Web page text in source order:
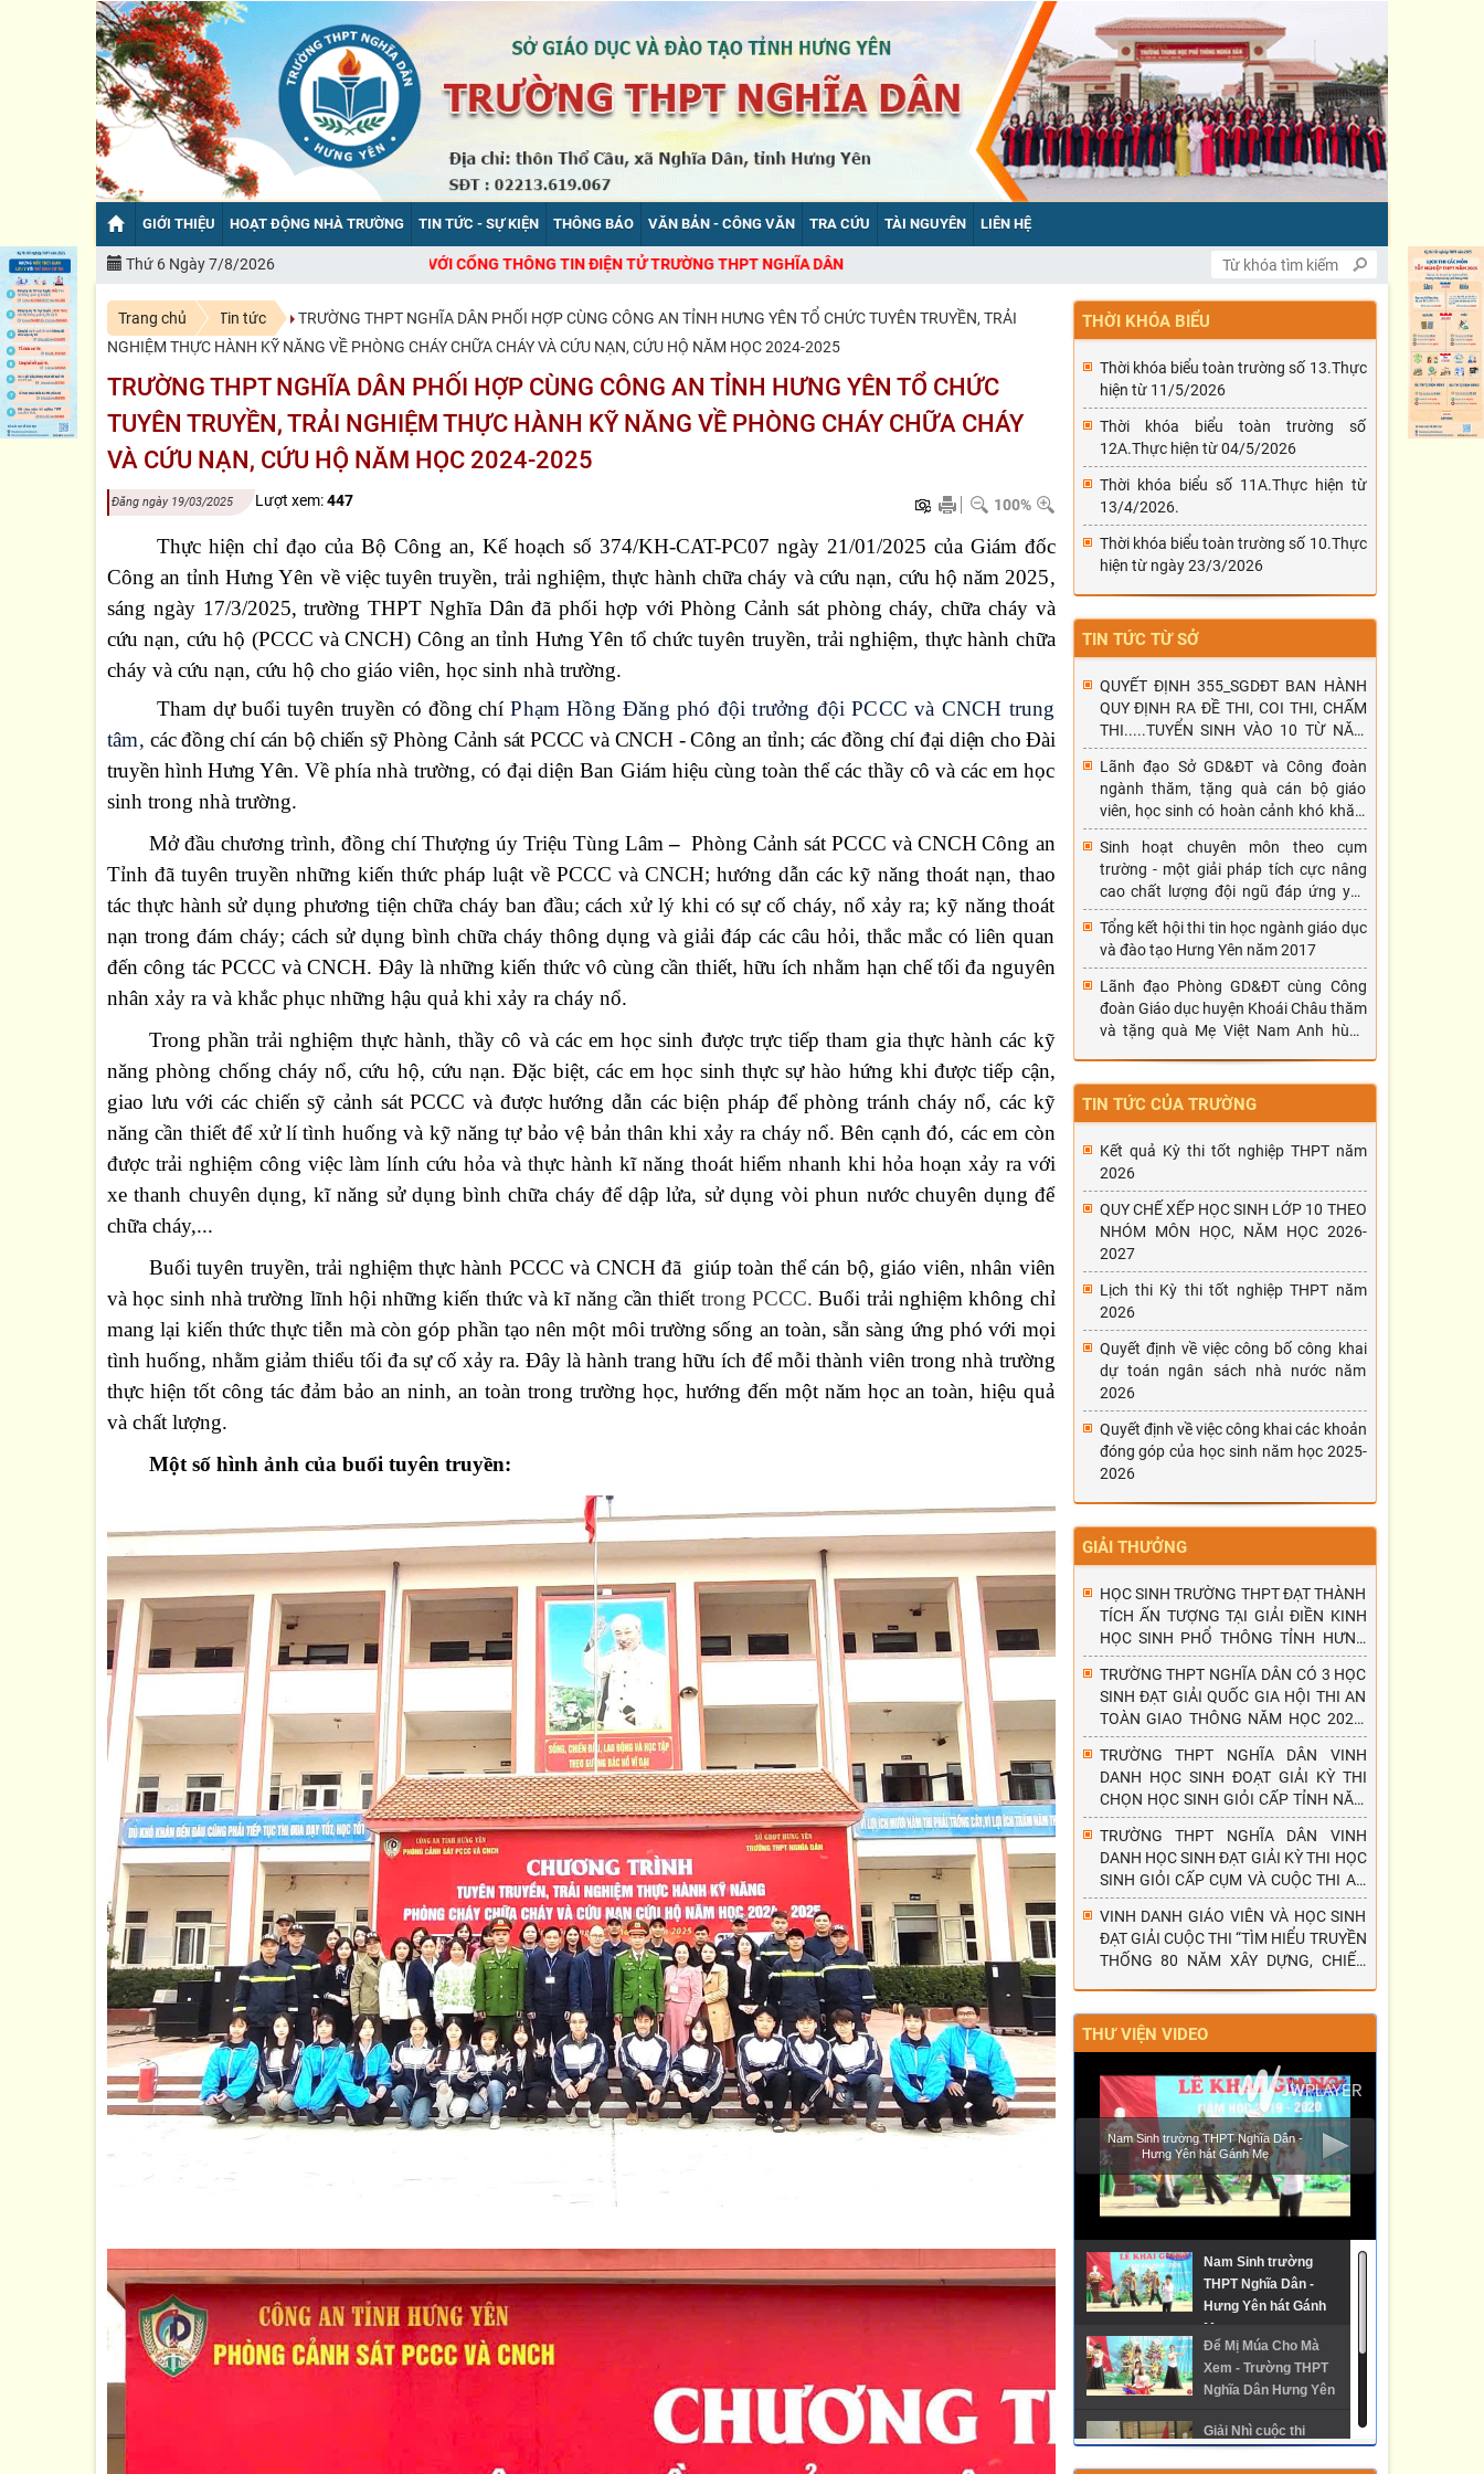
GIỚI THIỆU HOẠT ĐỘNG NHÀ TRƯỜNG TIN TỨC - SỰ KIỆN THÔNG BÁO VĂN BẢN - CÔNG VĂN TRA CỨU TÀI NGUYÊN LIÊN HỆ
Thứ 6 Ngày 7/8/2026
CHÀO MỪNG BẠN ĐẾN VỚI CỔNG THÔNG TIN ĐIỆN TỬ TRƯỜNG THPT NGHĨA DÂN
Trang chủ Tin tức
TRƯỜNG THPT NGHĨA DÂN PHỐI HỢP CÙNG CÔNG AN TỈNH HƯNG YÊN TỔ CHỨC TUYÊN TRUYỀN, TRẢI
NGHIỆM THỰC HÀNH KỸ NĂNG VỀ PHÒNG CHÁY CHỮA CHÁY VÀ CỨU NẠN, CỨU HỘ NĂM HỌC 2024-2025
TRƯỜNG THPT NGHĨA DÂN PHỐI HỢP CÙNG CÔNG AN TỈNH HƯNG YÊN TỔ CHỨC
TUYÊN TRUYỀN, TRẢI NGHIỆM THỰC HÀNH KỸ NĂNG VỀ PHÒNG CHÁY CHỮA CHÁY
VÀ CỨU NẠN, CỨU HỘ NĂM HỌC 2024-2025
Đăng ngày 19/03/2025 Lượt xem:447 100%
Thực hiệnchỉ đạo của Bộ Công an, Kế hoạch số 374/KH-CAT-PC07 ngày 21/01/2025 của Giám đốc
Công an tỉnh Hưng Yên về việc tuyên truyền, trải nghiệm, thực hành chữa cháy và cứu nạn, cứu hộ năm 2025,
sáng ngày 17/3/2025, trường THPT Nghĩa Dân đã phối hợp với Phòng Cảnh sát phòng cháy, chữa cháy và
cứu nạn, cứu hộ (PCCC và CNCH) Công an tỉnh Hưng Yên tổ chức tuyên truyền, trải nghiệm, thực hành chữa
cháy và cứu nạn, cứu hộ cho giáo viên, học sinh nhà trường.
Tham dự buổi tuyên truyền có đồng chíPhạm Hồng Đăng phó đội trưởng đội PCCC và CNCH trung
tâm,các đồng chí cán bộ chiến sỹ Phòng Cảnh sát PCCC và CNCH - Công an tỉnh; các đồng chí đại diện cho Đài
truyền hình Hưng Yên. Về phía nhà trường, có đại diện Ban Giám hiệu cùng toàn thể các thầy cô và các em học
sinh trong nhà trường.
Mở đầu chương trình, đồng chí Thượng úy Triệu Tùng Lâm –Phòng Cảnh sát PCCC và CNCH Công an
Tỉnh đã tuyên truyền những kiến thức pháp luật về PCCC và CNCH; hướng dẫn các kỹ năng thoát nạn, thao
tác thực hành sử dụng phương tiện chữa cháy ban đầu; cách xử lý khi có sự cố cháy, nổ xảy ra; kỹ năng thoát
nạn trong đám cháy; cách sử dụng bình chữa cháy thông dụng và giải đáp các câu hỏi, thắc mắc có liên quan
đến công tác PCCC và CNCH. Đây là những kiến thức vô cùng cần thiết, hữu ích nhằm hạn chế tối đa nguyên
nhân xảy ra và khắc phục những hậu quả khi xảy ra cháy nổ.
Trong phần trải nghiệm thực hành, thầy cô và các em học sinh được trực tiếp tham gia thực hành các kỹ
năng phòng chống cháy nổ, cứu hộ, cứu nạn. Đặc biệt, các em học sinh thực sự hào hứng khi được tiếp cận,
giao lưu với các chiến sỹ cảnh sát PCCC và được hướng dẫn các biện pháp để phòng tránh cháy nổ, các kỹ
năng cần thiết để xử lí tình huống và kỹ năng tự bảo vệ bản thân khi xảy ra cháy nổ. Bên cạnh đó, các em còn
được trải nghiệm công việc làm lính cứu hỏa và thực hành kĩ năng thoát hiểm nhanh khi hỏa hoạn xảy ra với
xe thanh chuyên dụng, kĩ năng sử dụng bình chữa cháy để dập lửa, sử dụng vòi phun nước chuyên dụng để
chữa cháy,...
Buổi tuyên truyền,trải nghiệm thực hành PCCC và CNCHđã giúp toàn thể cán bộ, giáo viên, nhân viên
và học sinh nhà trường lĩnh hội những kiến thức và kĩ năngcần thiết trong PCCC.Buổi trải nghiệm không chỉ
mang lại kiến thức thực tiễn mà còn góp phần tạo nên một môi trường sống an toàn, sẵn sàng ứng phó với mọi
tình huống, nhằm giảm thiểu tối đa sự cố xảy ra.Đây là hành trang hữu ích để mỗi thành viên trong nhà trường
thực hiện tốt công tác đảm bảo an ninh, an toàn trong trường học, hướng đến một năm học an toàn, hiệu quả
và chất lượng.
Một số hình ảnh của buổi tuyên truyền:
THỜI KHÓA BIỂU
Thời khóa biểu toàn trường số 13.Thực
hiện từ 11/5/2026
Thời khóa biểu toàn trường số
12A.Thực hiện từ 04/5/2026
Thời khóa biểu số 11A.Thực hiện từ
13/4/2026.
Thời khóa biểu toàn trường số 10.Thực
hiện từ ngày 23/3/2026
TIN TỨC TỪ SỞ
QUYẾT ĐỊNH 355_SGDĐT BAN HÀNH
QUY ĐỊNH RA ĐỀ THI, COI THI, CHẤM
THI.....TUYỂN SINH VÀO 10 TỪ NĂM
HỌC 2026-2027
Lãnh đạo Sở GD&ĐT và Công đoàn
ngành thăm, tặng quà cán bộ giáo
viên, học sinh có hoàn cảnh khó khăn,
mắc bệnh hiểm nghèo nhân dịp tết
Nguyên đán Đinh Dậu 2017.
Sinh hoạt chuyên môn theo cụm
trường - một giải pháp tích cực nâng
cao chất lượng đội ngũ đáp ứng yêu
cầu đổi mới phương pháp dạy học
Tổng kết hội thi tin học ngành giáo dục
và đào tạo Hưng Yên năm 2017
Lãnh đạo Phòng GD&ĐT cùng Công
đoàn Giáo dục huyện Khoái Châu thăm
và tặng quà Mẹ Việt Nam Anh hùng
TIN TỨC CỦA TRƯỜNG
Kết quả Kỳ thi tốt nghiệp THPT năm
2026
QUY CHẾ XẾP HỌC SINH LỚP 10 THEO
NHÓM MÔN HỌC, NĂM HỌC 2026-
2027
Lịch thi Kỳ thi tốt nghiệp THPT năm
2026
Quyết định về việc công bố công khai
dự toán ngân sách nhà nước năm
2026
Quyết định về việc công khai các khoản
đóng góp của học sinh năm học 2025-
2026
GIẢI THƯỞNG
HỌC SINH TRƯỜNG THPT ĐẠT THÀNH
TÍCH ẤN TƯỢNG TẠI GIẢI ĐIỀN KINH
HỌC SINH PHỔ THÔNG TỈNH HƯNG
YÊN NĂM 2026
TRƯỜNG THPT NGHĨA DÂN CÓ 3 HỌC
SINH ĐẠT GIẢI QUỐC GIA HỘI THI AN
TOÀN GIAO THÔNG NĂM HỌC 2025-
2026
TRƯỜNG THPT NGHĨA DÂN VINH
DANH HỌC SINH ĐOẠT GIẢI KỲ THI
CHỌN HỌC SINH GIỎI CẤP TỈNH NĂM
HỌC 2025-2026
TRƯỜNG THPT NGHĨA DÂN VINH
DANH HỌC SINH ĐẠT GIẢI KỲ THI HỌC
SINH GIỎI CẤP CỤM VÀ CUỘC THI AN
TOÀN GIAO THÔNG - NỤ CƯỜI NGÀY
MAI, NĂM HỌC 2025 - 2026.
VINH DANH GIÁO VIÊN VÀ HỌC SINH
ĐẠT GIẢI CUỘC THI “TÌM HIỂU TRUYỀN
THỐNG 80 NĂM XÂY DỰNG, CHIẾN
THƯ VIỆN VIDEO
Nam Sinh trường THPT Nghĩa Dân -
Hưng Yên hát Gánh Mẹ
Nam Sinh trường
THPT Nghĩa Dân -
Hưng Yên hát Gánh
Mẹ
Để Mị Múa Cho Mà
Xem - Trường THPT
Nghĩa Dân Hưng Yên
Giải Nhì cuộc thi
Phóng sự về Trường